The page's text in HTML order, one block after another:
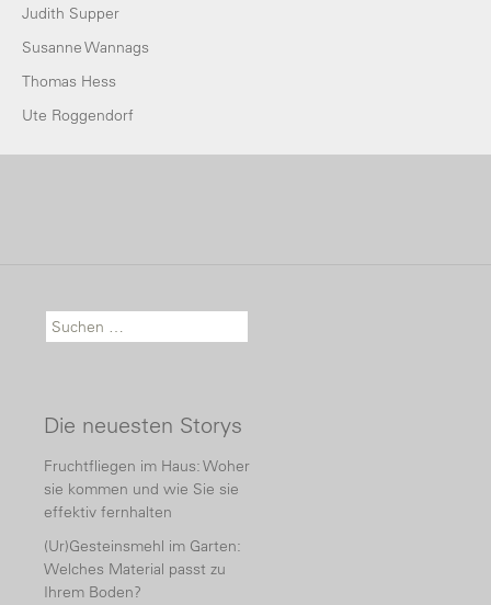
Judith Supper
Susanne Wannags
Thomas Hess
Ute Roggendorf
Suche nach:
Die neuesten Storys
Fruchtfliegen im Haus: Woher
sie kommen und wie Sie sie
effektiv fernhalten
(Ur)Gesteinsmehl im Garten:
Welches Material passt zu
Ihrem Boden?